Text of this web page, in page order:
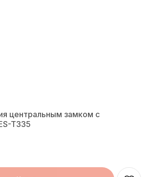
центральным замком с
T335